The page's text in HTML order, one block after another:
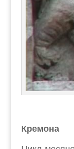
Кремона